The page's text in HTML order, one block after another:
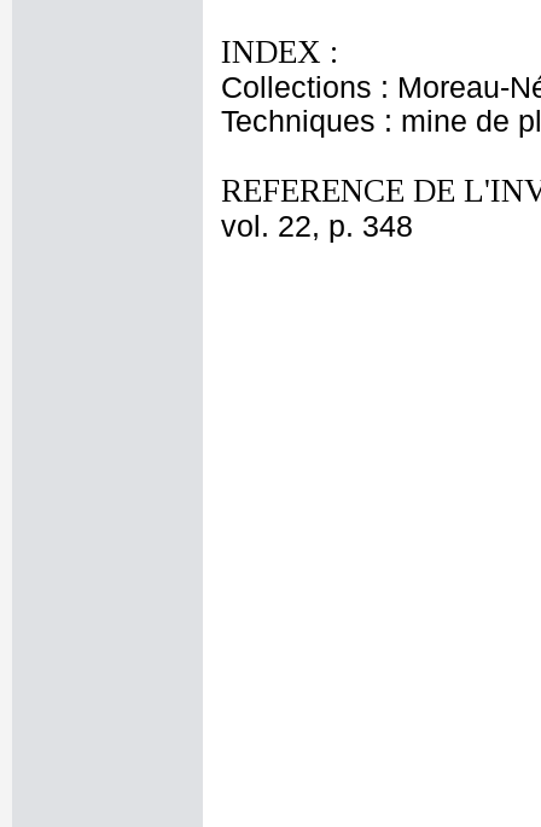
INDEX :
Collections : Moreau-
Techniques : mine de
REFERENCE DE
vol. 22, p. 348